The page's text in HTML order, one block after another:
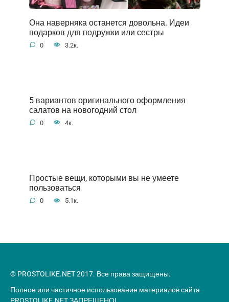
Она наверняка останется довольна. Идеи
подарков для подружки или сестры
0 3.2к.
5 вариантов оригинального оформления
салатов на новогодний стол
0 4к.
Простые вещи, которыми вы не умеете
пользоваться
0 5.1к.
© PROSTOLIKE.NET 2017. Все права защищены.
Полное или частичное использование материалов сайта